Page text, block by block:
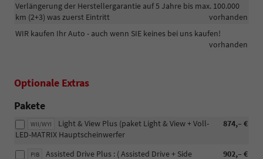
Verlängerung der Herstellergarantie auf 5 Jahre bis max. 100.000
km (2+3) was zuerst Eintritt
vorhanden
WIR kaufen Ihr Auto - auch wenn SIE keines bei uns kaufen!
vorhanden
Optionale Extras
Pakete
WII/WYI 874,– €
Light & View Plus (paket Light & View + Voll-
LED-MATRIX Hauptscheinwerfer
PIB 902,– €
Assisted Drive Plus : ( Assisted Drive + Side